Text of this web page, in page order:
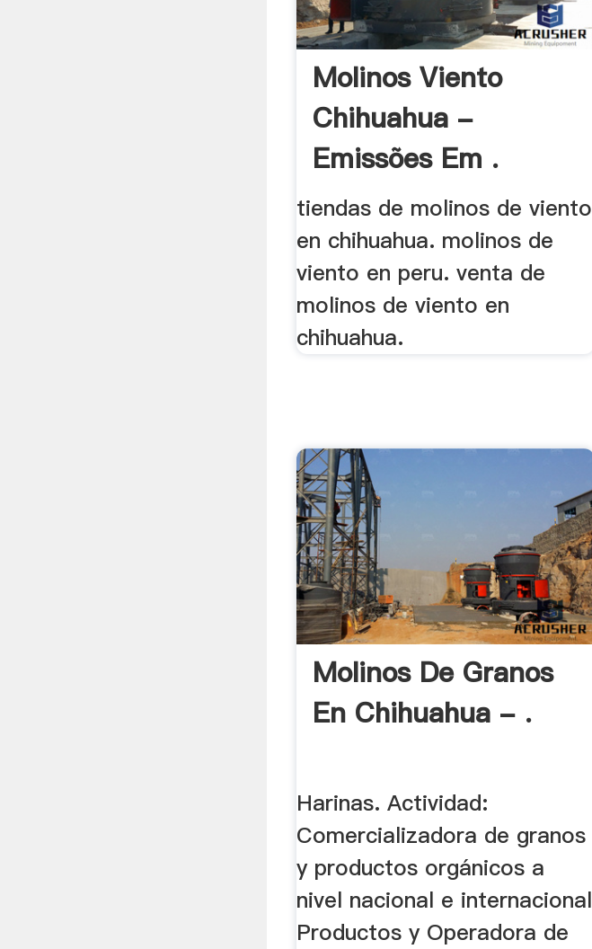
Molinos Viento
Chihuahua -
Emissões Em .
tiendas de molinos de viento
en chihuahua. molinos de
viento en peru. venta de
molinos de viento en
chihuahua.
Molinos De Granos
En Chihuahua - .
Harinas. Actividad:
Comercializadora de granos
y productos orgánicos a
nivel nacional e internacional
Productos y Operadora de